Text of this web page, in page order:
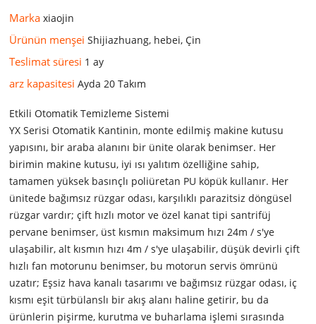
Markaxiaojin
Ürünün menşeiShijiazhuang, hebei, Çin
Teslimat süresi 1 ay
arz kapasitesiAyda 20 Takım
Etkili Otomatik Temizleme Sistemi
YX Serisi Otomatik Kantinin, monte edilmiş makine kutusu
yapısını, bir araba alanını bir ünite olarak benimser. Her
birimin makine kutusu, iyi ısı yalıtım özelliğine sahip,
tamamen yüksek basınçlı poliüretan PU köpük kullanır. Her
ünitede bağımsız rüzgar odası, karşılıklı parazitsiz döngüsel
rüzgar vardır; çift ​​hızlı motor ve özel kanat tipi santrifüj
pervane benimser, üst kısmın maksimum hızı 24m / s'ye
ulaşabilir, alt kısmın hızı 4m / s'ye ulaşabilir, düşük devirli çift
hızlı fan motorunu benimser, bu motorun servis ömrünü
uzatır; Eşsiz hava kanalı tasarımı ve bağımsız rüzgar odası, iç
kısmı eşit türbülanslı bir akış alanı haline getirir, bu da
ürünlerin pişirme, kurutma ve buharlama işlemi sırasında